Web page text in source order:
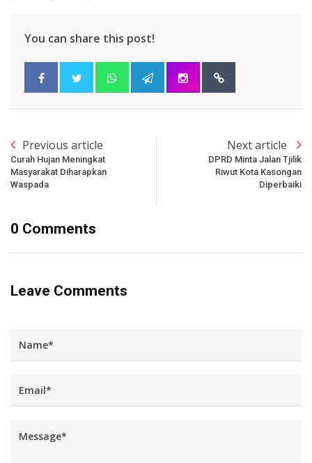
You can share this post!
Previous article
Curah Hujan Meningkat
Masyarakat Diharapkan
Waspada
Next article
DPRD Minta Jalan Tjilik
Riwut Kota Kasongan
Diperbaiki
0 Comments
Leave Comments